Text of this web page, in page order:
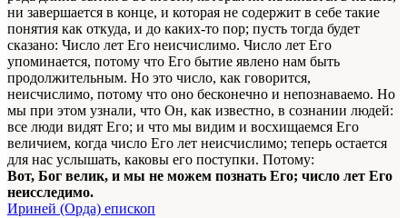
ни завершается в конце, и которая не содержит в себе такие
понятия как откуда, и до каких-то пор; пусть тогда будет
сказано: Число лет Его неисчислимо. Число лет Его
упоминается, потому что Его бытие явлено нам быть
продолжительным. Но это число, как говорится,
неисчислимо, потому что оно бесконечно и непознаваемо. Но
мы при этом узнали, что Он, как известно, в сознании людей:
все люди видят Его; и что мы видим и восхищаемся Его
величием, когда число Его лет неисчислимо; теперь остается
для нас услышать, каковы его поступки. Потому:
Вот, Бог велик, и мы не можем познать Его; число лет Его
неисследимо.
Ириней (Орда) епископ